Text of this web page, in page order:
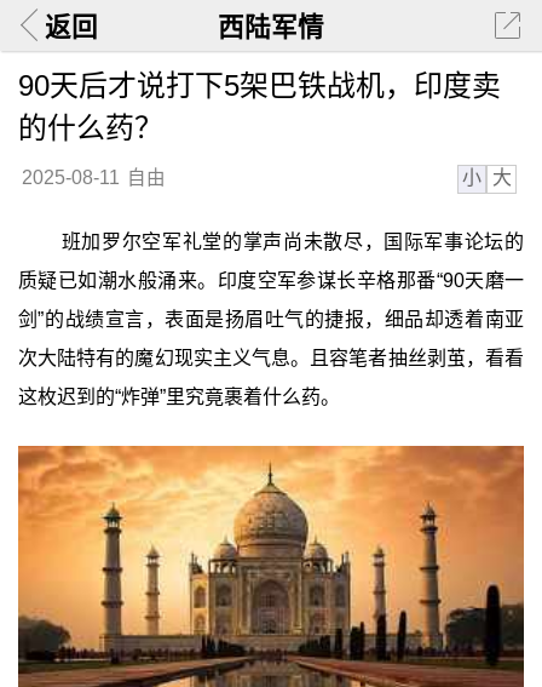
返回 西陆军情
90天后才说打下5架巴铁战机，印度卖
的什么药？
2025-08-11 自由 小 大
班加罗尔空军礼堂的掌声尚未散尽，国际军事论坛的
质疑已如潮水般涌来。印度空军参谋长辛格那番“90天磨一
剑”的战绩宣言，表面是扬眉吐气的捷报，细品却透着南亚
次大陆特有的魔幻现实主义气息。且容笔者抽丝剥茧，看看
这枚迟到的“炸弹”里究竟裹着什么药。